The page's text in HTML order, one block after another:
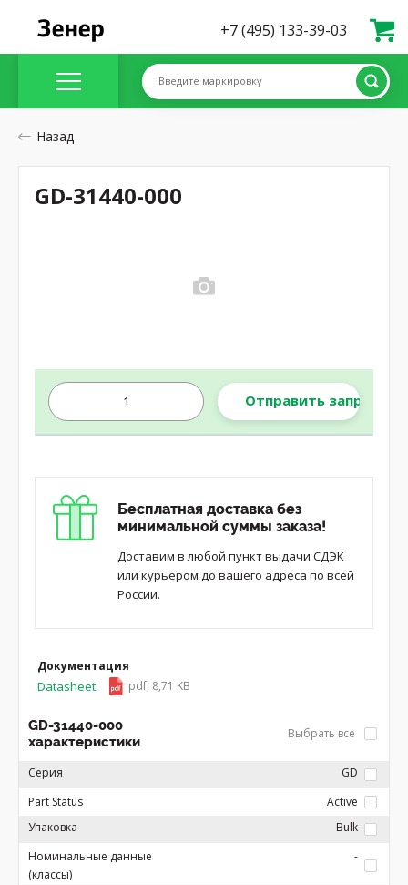
+7 (495) 133-39-03
Введите маркировку
Назад
Отправить запрос
Бесплатная доставка без
минимальной суммы заказа!
Доставим в любой пункт выдачи СДЭК
или курьером до вашего адреса по всей
России.
Документация
Datasheet pdf, 8,71 KB
GD-31440-000
характеристики
Выбрать все
Серия
GD
Part Status
Active
Упаковка
Bulk
Номинальные данные
(классы)
-
GD-31440-000